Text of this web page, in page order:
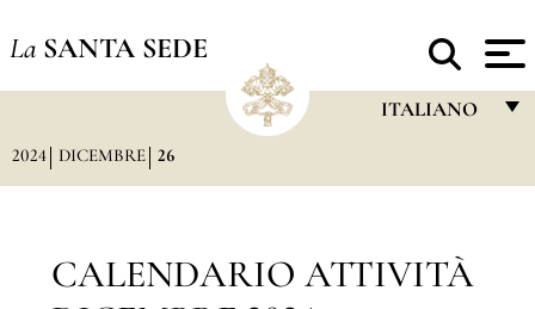
La SANTA SEDE
ITALIANO
2024 DICEMBRE 26
CALENDARIO ATTIVITÀ